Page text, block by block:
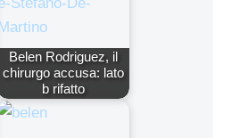
Belen Rodriguez, il
chirurgo accusa: lato
b rifatto